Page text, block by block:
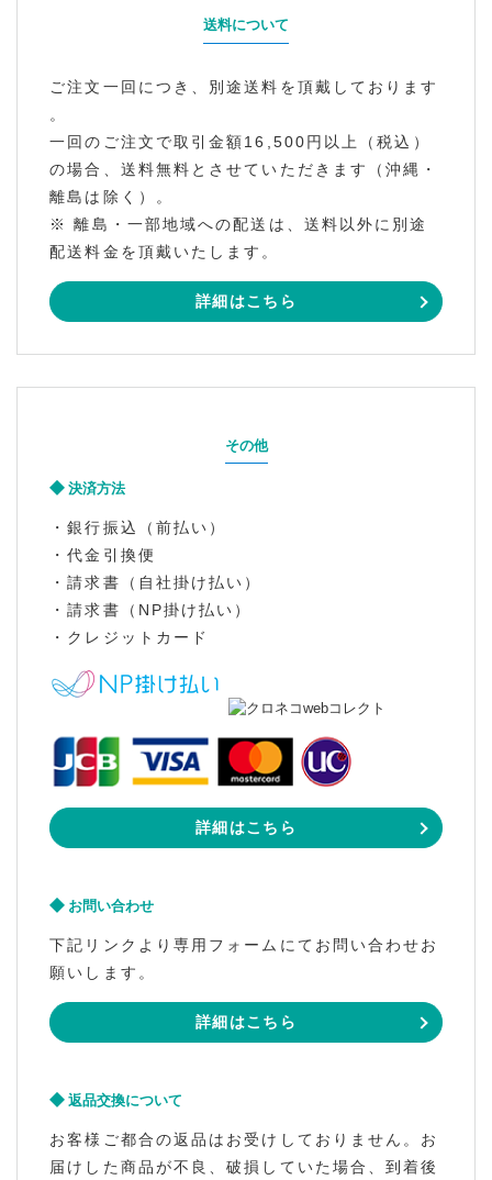
送料について
ご注文一回につき、別途送料を頂戴しております
。
一回のご注文で取引金額16,500円以上（税込）
の場合、送料無料とさせていただきます（沖縄・
離島は除く）。
※ 離島・一部地域への配送は、送料以外に別途
配送料金を頂戴いたします。
詳細はこちら
その他
決済方法
・銀行振込（前払い）
・代金引換便
・請求書（自社掛け払い）
・請求書（NP掛け払い）
・クレジットカード
詳細はこちら
お問い合わせ
下記リンクより専用フォームにてお問い合わせお
願いします。
詳細はこちら
返品交換について
お客様ご都合の返品はお受けしておりません。お
届けした商品が不良、破損していた場合、到着後